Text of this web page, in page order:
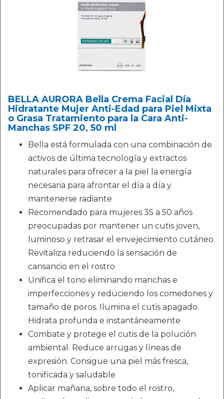
BELLA AURORA Bella Crema Facial Día
Hidratante Mujer Anti-Edad para Piel Mixta
o Grasa Tratamiento para la Cara Anti-
Manchas SPF 20, 50 ml
Bella está formulada con una combinación de
activos de última tecnología y extractos
naturales para ofrecer a la piel la energía
necesaria para afrontar el día a día y
mantenerse radiante
Recomendado para mujeres 35 a 50 años
preocupadas por mantener un cutis joven,
luminoso y retrasar el envejecimiento cutáneo.
Revitaliza reduciendo la sensación de
cansancio en el rostro
Unifica el tono eliminando manchas e
imperfecciones y reduciendo los comedones y
tamaño de poros. Ilumina el cutis apagado.
Hidrata profunda e instantáneamente
Combate y protege el cutis de la polución
ambiental. Reduce arrugas y líneas de
expresión. Consigue una piel más fresca,
tonificada y saludable
Aplicar mañana, sobre todo el rostro,